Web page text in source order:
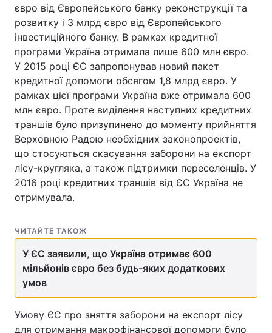
євро від Європейського банку реконструкції та
розвитку і 3 млрд євро від Європейського
інвестиційного банку. В рамках кредитної
програми Україна отримала лише 600 млн євро.
У 2015 році ЄС запропонував новий пакет
кредитної допомоги обсягом 1,8 млрд євро. У
рамках цієї програми Україна вже отримала 600
млн євро. Проте виділення наступних кредитних
траншів було призупинено до моменту прийняття
Верховною Радою необхідних законопроектів,
що стосуються скасування заборони на експорт
лісу-кругляка, а також підтримки переселенців. У
2016 році кредитних траншів від ЄС Україна не
отримувала.
ЧИТАЙТЕ ТАКОЖ
У ЄС заявили, що Україна отримає 600
мільйонів євро без будь-яких додаткових
умов
Умову ЄС про зняття заборони на експорт лісу
для отримання макрофінансової допомоги було